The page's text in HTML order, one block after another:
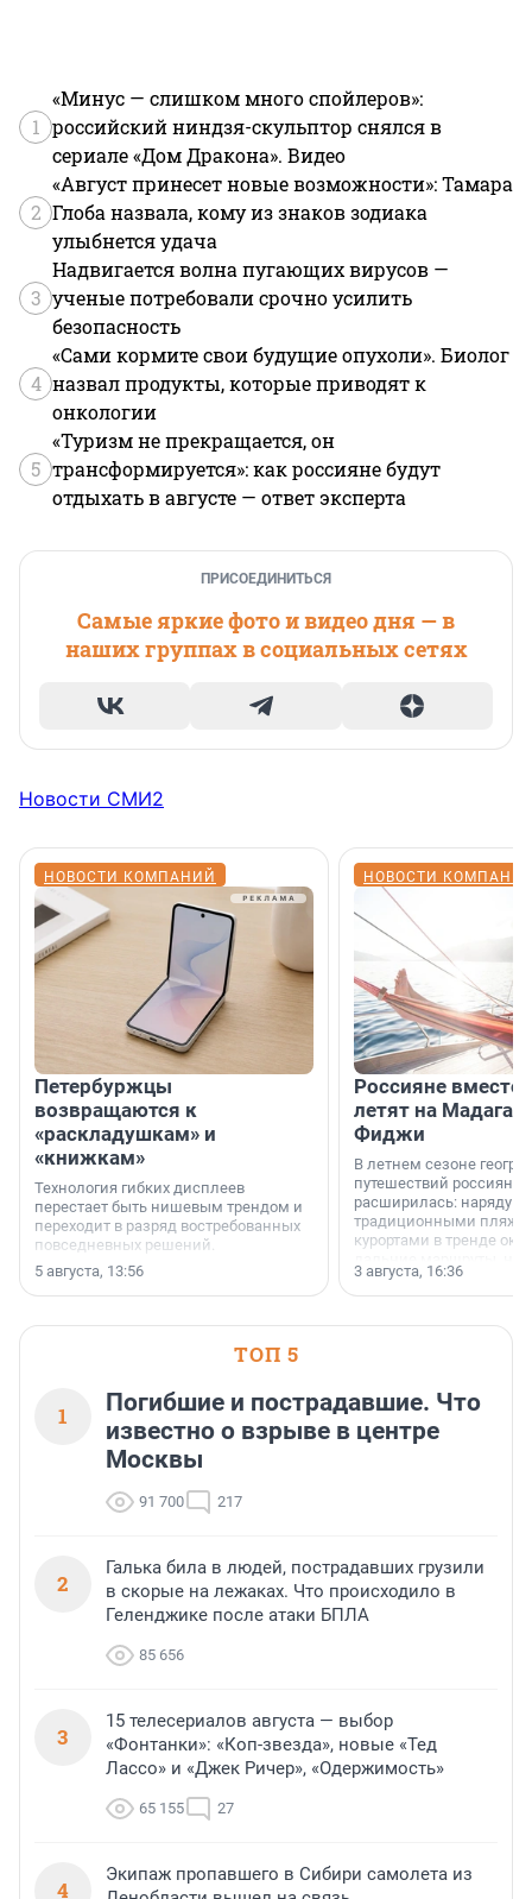
1
«Минус — слишком много спойлеров»:
российский ниндзя-скульптор снялся в
сериале «Дом Дракона». Видео
2
«Август принесет новые возможности»: Тамара
Глоба назвала, кому из знаков зодиака
улыбнется удача
3
Надвигается волна пугающих вирусов —
ученые потребовали срочно усилить
безопасность
4
«Сами кормите свои будущие опухоли». Биолог
назвал продукты, которые приводят к
онкологии
5
«Туризм не прекращается, он
трансформируется»: как россияне будут
отдыхать в августе — ответ эксперта
ПРИСОЕДИНИТЬСЯ
Самые яркие фото и видео дня — в
наших группах в социальных сетях
Новости СМИ2
НОВОСТИ КОМПАНИЙ
Петербуржцы
возвращаются к
«раскладушкам» и
«книжкам»
Технология гибких дисплеев
перестает быть нишевым трендом и
переходит в разряд востребованных
повседневных решений.
5 августа, 13:56
НОВОСТИ
Россияне вместо
летят на
Фиджи
В летнем сезоне
путешествий россиян
расширилась: наряду с
традиционными
курортами в тренде
острова Африки и Азии,
свидетельствуют
3 августа, 16:36
ТОП 5
1
Погибшие и пострадавшие. Что
известно о взрыве в центре
Москвы
91 700 217
2
Галька била в людей, пострадавших грузили
в скорые на лежаках. Что происходило в
Геленджике после атаки БПЛА
85 656
3
15 телесериалов августа — выбор
«Фонтанки»: «Коп-звезда», новые «Тед
Лассо» и «Джек Ричер», «Одержимость»
65 155 27
4
Экипаж пропавшего в Сибири самолета из